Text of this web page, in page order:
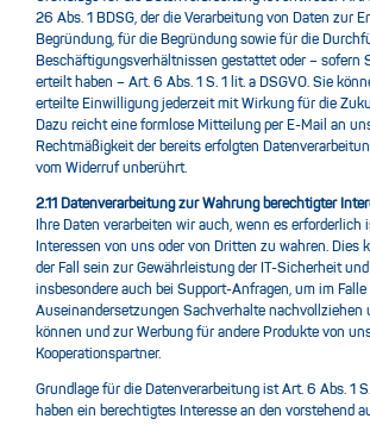
26 Abs. 1 BDSG, der die Verarbeitung von Daten zur
Begründung, für die Begründung sowie für die
Beschäftigungsverhältnissen gestattet oder – sofern
erteilt haben – Art. 6 Abs. 1 S. 1 lit. a DSGVO. Sie
erteilte Einwilligung jederzeit mit Wirkung für die
Dazu reicht eine formlose Mitteilung per E-Mail an
Rechtmäßigkeit der bereits erfolgten
vom Widerruf unberührt.
2.11 Datenverarbeitung zur Wahrung berechtigter
Ihre Daten verarbeiten wir auch, wenn es erforderlich
Interessen von uns oder von Dritten zu wahren. Dies
der Fall sein zur Gewährleistung der IT-Sicherheit
insbesondere auch bei Support-Anfragen, um im
Auseinandersetzungen Sachverhalte nachvollziehen
können und zur Werbung für andere Produkte von
Kooperationspartner.
Grundlage für die Datenverarbeitung ist Art. 6 Abs. 1
haben ein berechtigtes Interesse an den vorstehend